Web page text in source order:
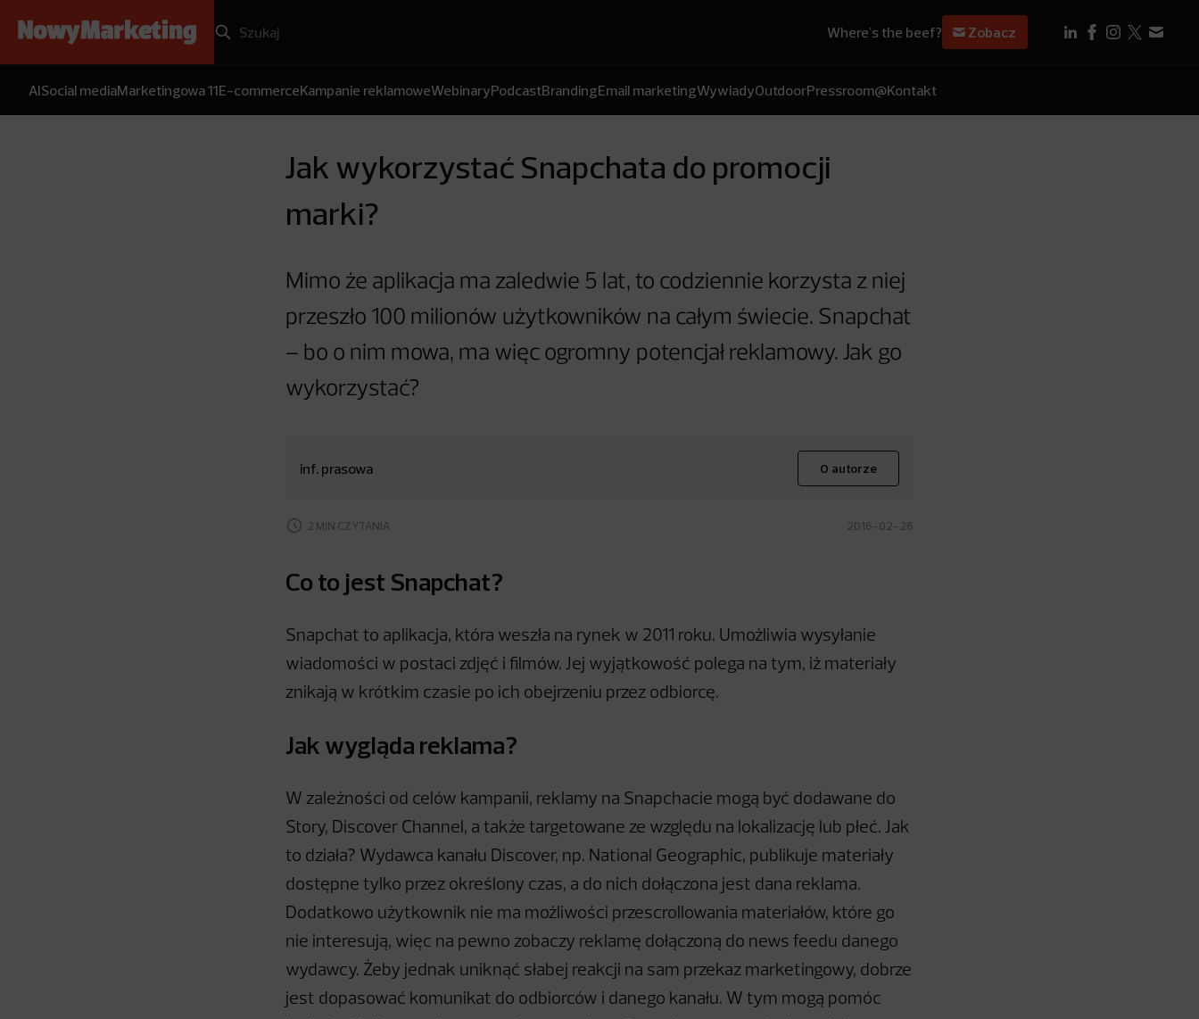
Where's the beef? Zobacz
AISocial mediaMarketingowa 11E-commerceKampanie reklamoweWebinaryPodcastBrandingEmail marketingWywiadyOutdoorPressroom@Kontakt
Jak wykorzystać Snapchata do promocji
marki?
Mimo że aplikacja ma zaledwie 5 lat, to codziennie korzysta z niej
przeszło 100 milionów użytkowników na całym świecie. Snapchat
– bo o nim mowa, ma więc ogromny potencjał reklamowy. Jak go
wykorzystać?
inf. prasowa O autorze
2 MIN CZYTANIA 2016-02-26
Co to jest Snapchat?
Snapchat to aplikacja, która weszła na rynek w 2011 roku. Umożliwia wysyłanie
wiadomości w postaci zdjęć i filmów. Jej wyjątkowość polega na tym, iż materiały
znikają w krótkim czasie po ich obejrzeniu przez odbiorcę.
Jak wygląda reklama?
W zależności od celów kampanii, reklamy na Snapchacie mogą być dodawane do
Story, Discover Channel, a także targetowane ze względu na lokalizację lub płeć. Jak
to działa? Wydawca kanału Discover, np. National Geographic, publikuje materiały
dostępne tylko przez określony czas, a do nich dołączona jest dana reklama.
Dodatkowo użytkownik nie ma możliwości przescrollowania materiałów, które go
nie interesują, więc na pewno zobaczy reklamę dołączoną do news feedu danego
wydawcy. Żeby jednak uniknąć słabej reakcji na sam przekaz marketingowy, dobrze
jest dopasować komunikat do odbiorców i danego kanału. W tym mogą pomóc